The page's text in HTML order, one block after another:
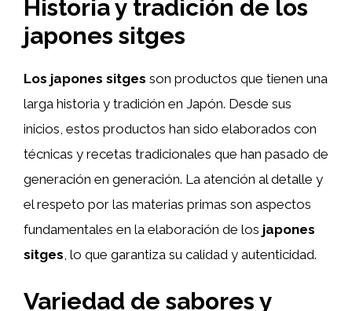
Historia y tradición de los
japones sitges
Los japones sitges son productos que tienen una
larga historia y tradición en Japón. Desde sus
inicios, estos productos han sido elaborados con
técnicas y recetas tradicionales que han pasado de
generación en generación. La atención al detalle y
el respeto por las materias primas son aspectos
fundamentales en la elaboración de los japones
sitges, lo que garantiza su calidad y autenticidad.
Variedad de sabores y